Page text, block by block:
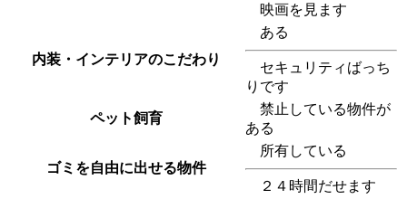
映画を見ます
内装・インテリアのこだわり
ある
セキュリティばっち
りです
ペット飼育
禁止している物件が
ある
ゴミを自由に出せる物件
所有している
２４時間だせます